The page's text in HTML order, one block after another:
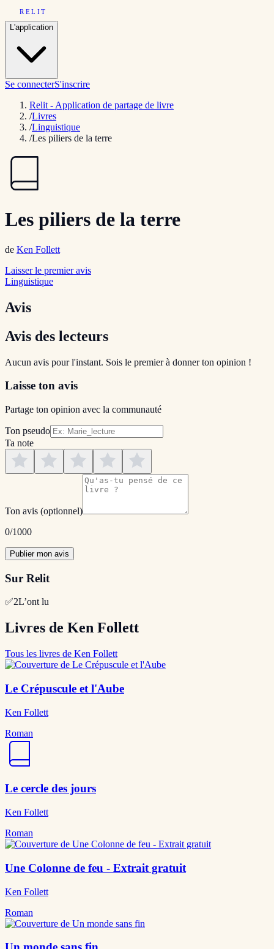
RELIT
L'application
Se connecterS'inscrire
Relit - Application de partage de livre
/Livres
/Linguistique
/Les piliers de la terre
Les piliers de la terre
de Ken Follett
Laisser le premier avis
Linguistique
Avis
Avis des lecteurs
Aucun avis pour l'instant. Sois le premier à donner ton opinion !
Laisse ton avis
Partage ton opinion avec la communauté
Ton pseudo
Ta note
Ton avis (optionnel)
0/1000
Publier mon avis
Sur Relit
✅2L’ont lu
Livres de Ken Follett
Tous les livres de Ken Follett
Le Crépuscule et l'Aube
Ken Follett
Roman
Le cercle des jours
Ken Follett
Roman
Une Colonne de feu - Extrait gratuit
Ken Follett
Roman